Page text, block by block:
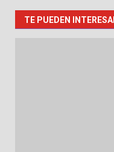
TE PUEDEN